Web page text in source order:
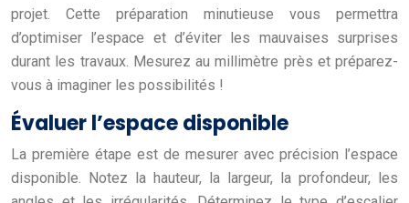
projet. Cette préparation minutieuse vous permettra
d’optimiser l’espace et d’éviter les mauvaises surprises
durant les travaux. Mesurez au millimètre près et préparez-
vous à imaginer les possibilités !
Évaluer l’espace disponible
La première étape est de mesurer avec précision l’espace
disponible. Notez la hauteur, la largeur, la profondeur, les